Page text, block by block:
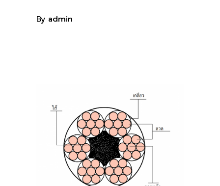
By admin